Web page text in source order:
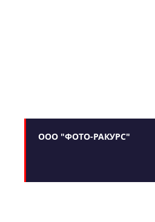
ООО "ФОТО-РАКУРС"